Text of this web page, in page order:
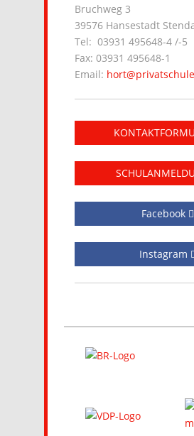
Bruchweg 3
39576 Hansestadt
Tel: 03931 495648-4 /-5
Fax: 03931 495648-1
Email:
Facebook
Instagram